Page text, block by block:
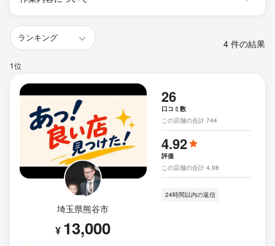
4 件の結果
1位
埼玉県熊谷市
¥ 13,000
26
口コミ数
この店舗の合計 744
4.92
評価
この店舗の合計 4.98
24時間以内の返信